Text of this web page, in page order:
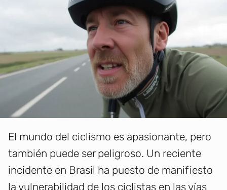
El mundo del ciclismo es apasionante, pero
también puede ser peligroso. Un reciente
incidente en Brasil ha puesto de manifiesto
la vulnerabilidad de los ciclistas en las vías